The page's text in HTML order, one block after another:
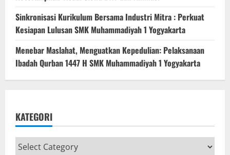
Sinkronisasi Kurikulum Bersama Industri Mitra : Perkuat
Kesiapan Lulusan SMK Muhammadiyah 1 Yogyakarta
Menebar Maslahat, Menguatkan Kepedulian: Pelaksanaan
Ibadah Qurban 1447 H SMK Muhammadiyah 1 Yogyakarta
KATEGORI